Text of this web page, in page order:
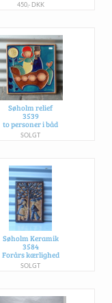
450,- DKK
Søholm relief
3539
to personer i båd
SOLGT
Søholm Keramik
3584
Forårs kærlighed
SOLGT